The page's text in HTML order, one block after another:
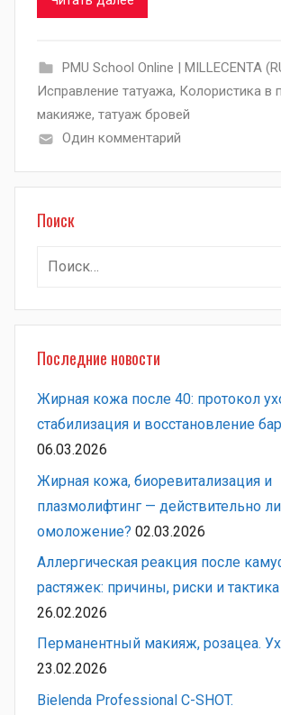
PMU School Online | MILLECENTA
Исправление татуажа, Колористика в
макияже, татуаж бровей
Один комментарий
Поиск
Найти:
Последние новости
Жирная кожа после 40: протокол
стабилизация и восстановление
06.03.2026
Жирная кожа, биоревитализация и
плазмолифтинг — действительно
омоложение? 02.03.2026
Аллергическая реакция после
растяжек: причины, риски и
26.02.2026
Перманентный макияж, розацеа.
23.02.2026
Bielenda Professional C-SHOT.